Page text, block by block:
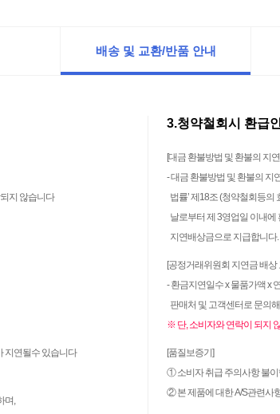
배송 및 교환/반품 안내
지 않습니다
지연될수 있습니다
며,
3.청약철회시 환급
[대금 환불방법 및 환불의 지
- 대금 환불방법 및 환불의 지
법률’ 제18조 (청약철회등
날로부터 제 3영업일 이내에
지연배상금으로 지급합니다.
[공정거래위원회 지연금 배상
- 환금지연일수 x 물품가액 x
판매처 및 고객센터로 문의
※ 단, 소비자와 연락이 되지
[품질보증기]
① 소비자 취급 주의사항 불
② 본 제품에 대한 A/S관련사